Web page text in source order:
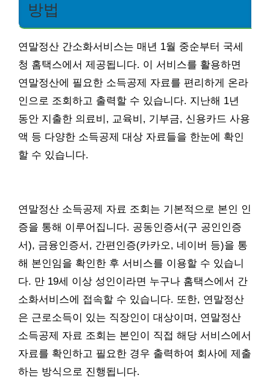
방법
연말정산 간소화서비스는 매년 1월 중순부터 국세
청 홈택스에서 제공됩니다. 이 서비스를 활용하면
연말정산에 필요한 소득공제 자료를 편리하게 온라
인으로 조회하고 출력할 수 있습니다. 지난해 1년
동안 지출한 의료비, 교육비, 기부금, 신용카드 사용
액 등 다양한 소득공제 대상 자료들을 한눈에 확인
할 수 있습니다.
연말정산 소득공제 자료 조회는 기본적으로 본인 인
증을 통해 이루어집니다. 공동인증서(구 공인인증
서), 금융인증서, 간편인증(카카오, 네이버 등)을 통
해 본인임을 확인한 후 서비스를 이용할 수 있습니
다. 만 19세 이상 성인이라면 누구나 홈택스에서 간
소화서비스에 접속할 수 있습니다. 또한, 연말정산
은 근로소득이 있는 직장인이 대상이며, 연말정산
소득공제 자료 조회는 본인이 직접 해당 서비스에서
자료를 확인하고 필요한 경우 출력하여 회사에 제출
하는 방식으로 진행됩니다.